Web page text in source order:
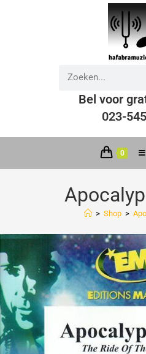
Bel voor
023-
0
> Shop >